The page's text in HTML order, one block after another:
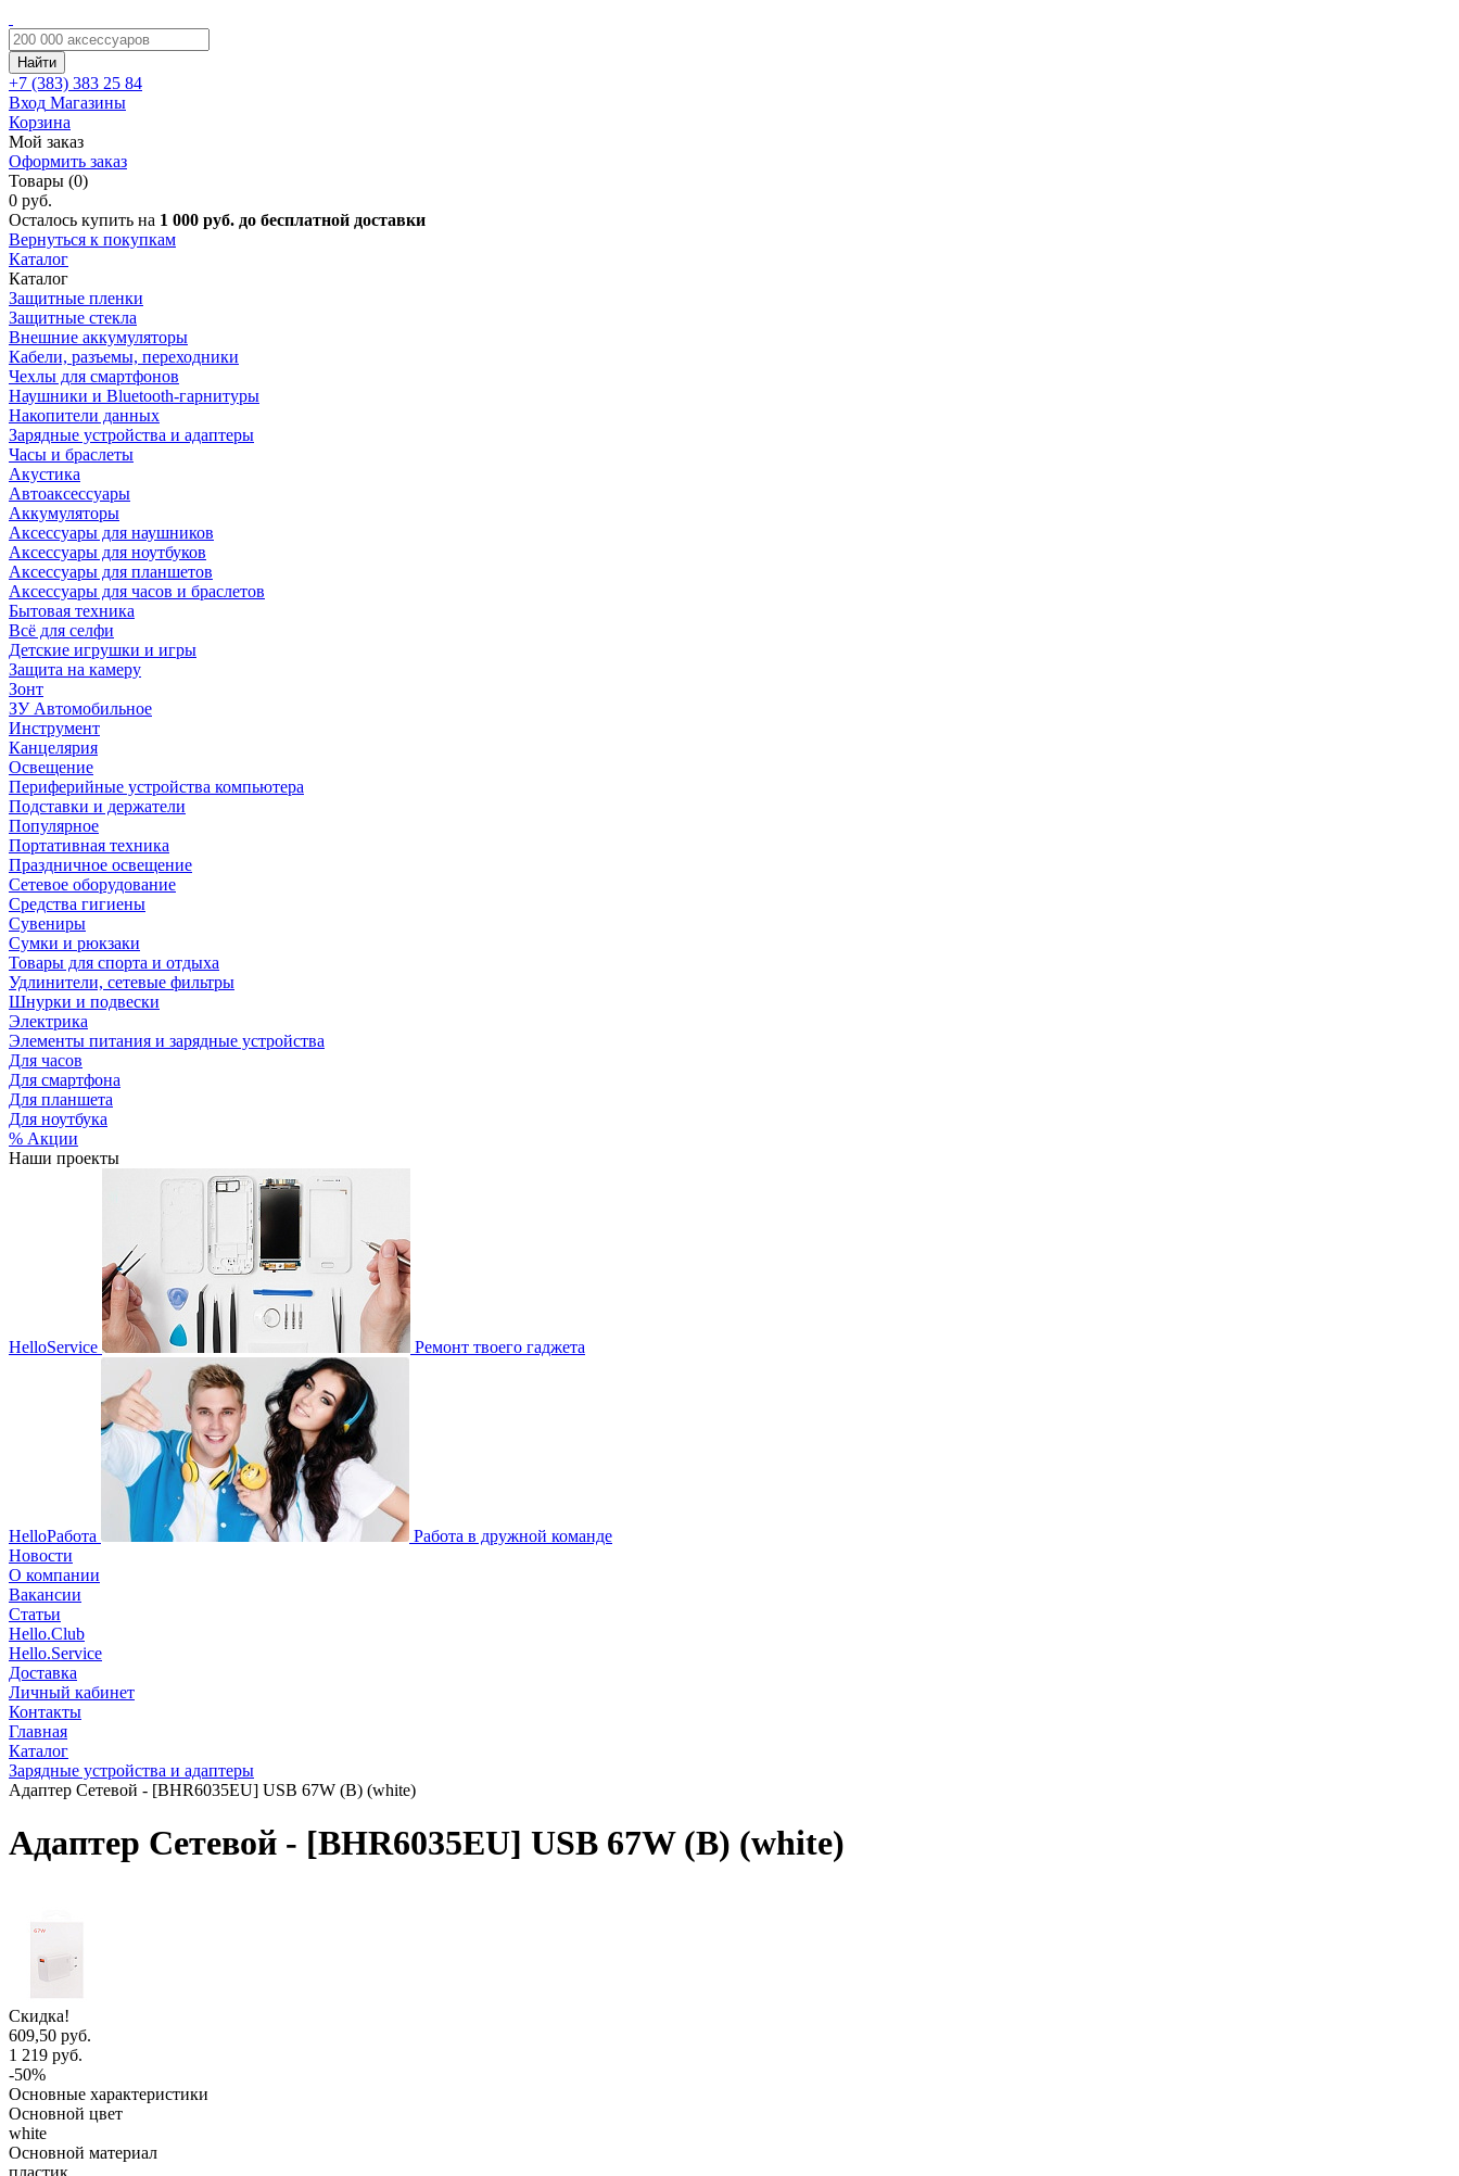
Найти
+7 (383) 383 25 84
Вход Магазины
Корзина
Мой заказ
Оформить заказ
Товары (0)
0 руб.
Осталось купить на 1 000 руб. до бесплатной доставки
Вернуться к покупкам
Каталог
Каталог
Защитные пленки
Защитные стекла
Внешние аккумуляторы
Кабели, разъемы, переходники
Чехлы для смартфонов
Наушники и Bluetooth-гарнитуры
Накопители данных
Зарядные устройства и адаптеры
Часы и браслеты
Акустика
Автоаксессуары
Аккумуляторы
Аксессуары для наушников
Аксессуары для ноутбуков
Аксессуары для планшетов
Аксессуары для часов и браслетов
Бытовая техника
Всё для селфи
Детские игрушки и игры
Защита на камеру
Зонт
ЗУ Автомобильное
Инструмент
Канцелярия
Освещение
Периферийные устройства компьютера
Подставки и держатели
Популярное
Портативная техника
Праздничное освещение
Сетевое оборудование
Средства гигиены
Сувениры
Сумки и рюкзаки
Товары для спорта и отдыха
Удлинители, сетевые фильтры
Шнурки и подвески
Электрика
Элементы питания и зарядные устройства
Для часов
Для смартфона
Для планшета
Для ноутбука
% Акции
Наши проекты
HelloService Ремонт твоего гаджета
HelloРабота
Работа в дружной команде
Новости
О компании
Вакансии
Статьи
Hello.Club
Hello.Service
Доставка
Личный кабинет
Контакты
Главная
Каталог
Зарядные устройства и адаптеры
Адаптер Сетевой - [BHR6035EU] USB 67W (B) (white)
Адаптер Сетевой - [BHR6035EU] USB 67W (B) (white)
Скидка!
609,50 руб.
1 219 руб.
-50%
Основные характеристики
Основной цвет
white
Основной материал
пластик